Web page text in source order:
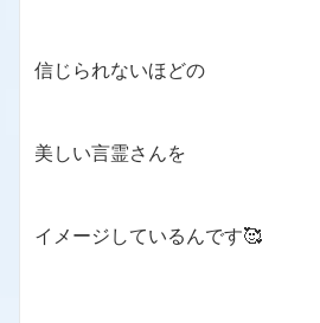
信じられないほどの
美しい言霊さんを
イメージしているんです🥰